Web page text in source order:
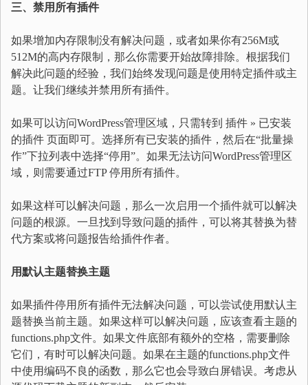
三、禁用所有插件
如果增加内存限制没有解决问题，或者如果你有256M或
512M的高内存限制，那么你需要开始故障排除。根据我们
解决此问题的经验，我们始终发现问题是使用特定插件或主
题。让我们继续并禁用所有插件。
如果可以访问WordPress管理区域，只需转到 插件 » 已安装
的插件 页面即可。选择所有已安装的插件，然后在“批量操
作”下拉列表中选择“停用”。如果无法访问WordPress管理区
域，则需要通过FTP 停用所有插件。
如果这样可以解决问题，那么一次启用一个插件就可以解决
问题的根源。一旦找到导致问题的插件，可以将其替换为替
代方案或将问题报告给插件作者。
用默认主题替换主题
如果插件停用所有插件无法解决问题，可以尝试使用默认主
题替换当前主题。如果这样可以解决问题，应该查看主题的
functions.php文件。如果文件底部有额外的空格，需要删除
它们，有时可以解决问题。如果在主题的functions.php文件
中使用编码不良的函数，那么它也会导致白屏错误。考虑从